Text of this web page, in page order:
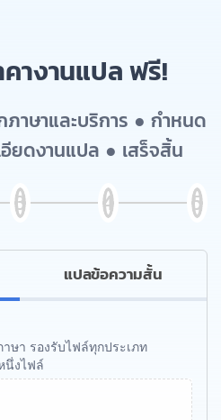
คางานแปล ฟรี!
ภาษาและบริการ ● กำหนด
อียดงานแปล ● เสร็จสิ้น
แปลข้อความสั้น
ษา รองรับไฟล์ทุกประเภท
นึ่งไฟล์